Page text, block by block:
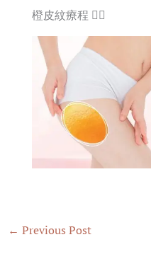
橙皮紋療程 👈🏻
← Previous Post